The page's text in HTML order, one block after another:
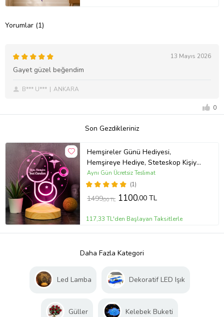
Yorumlar (1)
13 Mayıs 2026
Gayet güzel beğendim
B*** U*** ANKARA
0
Son Gezdikleriniz
Hemşireler Günü Hediyesi,
Hemşireye Hediye, Steteskop Kişiye
Özel Led Lamba
(1)
Aynı Gün Ücretsiz Teslimat
1499,00 TL 1100,00 TL
117,33 TL'den Başlayan Taksitlerle
Daha Fazla Kategori
Led Lamba Dekoratif LED Işık
Güller Kelebek Buketi